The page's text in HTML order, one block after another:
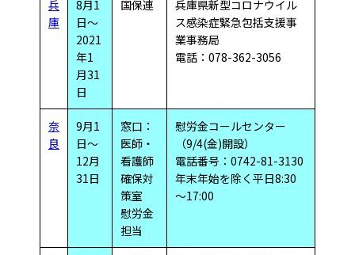
兵
庫
8月1
日～
2021
年1
月31
日
国保連
兵庫県新型コロナウイル
ス感染症緊急包括支援事
業事務局
電話：078-362-3056
奈
良
9月1
日～
12月
31日
窓口：
医師・
看護師
確保対
策室
慰労金
担当
慰労金コールセンター
（9/4(金)開設）
電話番号：0742-81-3130
年末年始を除く平日8:30
～17:00